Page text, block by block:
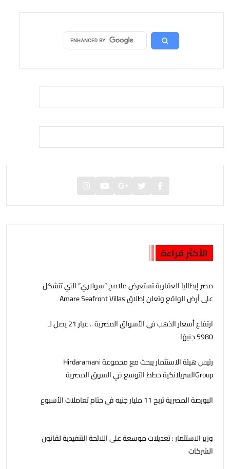
الأكثر قراءة
مصر إيطاليا العقارية تستعرض ملامح “سولاري” التي تتشكل
على أرض الواقع وتعلن إطلاق Amare Seafront Villas
ارتفاع أسعار الذهب فى الأسواق المصرية .. عيار 21 يصل لـ
5980 جنيهًا
رئيس هيئة الاستثمار يبحث مع مجموعة Hirdaramani
Groupالسريلانكية خطط التوسع في السوق المصرية
البورصة المصرية تربح 11 مليار جنيه فى ختام تعاملات الأسبوع
وزير الاستثمار : تعديلات موسعة على اللائحة التنفيذية لقانون
الشركات